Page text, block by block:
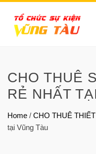
CHO THUÊ
RẺ NHẤT
Home / CHO THUÊ
tại Vũng Tàu